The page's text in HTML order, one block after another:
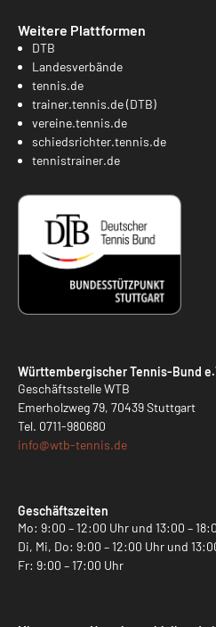
Weitere Plattformen
DTB
Landesverbände
tennis.de
trainer.tennis.de (DTB)
vereine.tennis.de
schiedsrichter.tennis.de
tennistrainer.de
Württembergischer Tennis-Bund
Geschäftsstelle WTB
Emerholzweg 79, 70439 Stuttgart
Tel. 0711-980680
info@wtb-tennis.de
Geschäftszeiten
Mo: 9:00 – 12:00 Uhr und 13:00 –
Di, Mi, Do: 9:00 – 12:00 Uhr und
Fr: 9:00 – 17:00 Uhr